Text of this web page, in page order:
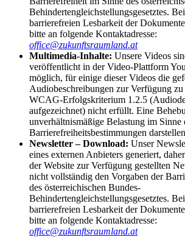
Behindertengleichstellungsgesetztes.
barrierefreien Lesbarkeit der
bitte an folgende Kontaktadresse:
office@zukunftsraumland.at
Multimedia-Inhalte: Unsere Videos
veröffentlicht in der Video-Plattform
möglich, für einige dieser Videos die
Audiobeschreibungen zur Verfügung
WCAG-Erfolgskriterium 1.2.5
aufgezeichnet) nicht erfüllt. Eine
unverhältnismäßige Belastung im Sinne
Barrierefreiheitsbestimmungen
Newsletter – Download: Unser
eines externen Anbieters generiert, daher
der Website zur Verfügung gestellten
nicht vollständig den Vorgaben der
des österreichischen Bundes-
Behindertengleichstellungsgesetztes.
barrierefreien Lesbarkeit der
bitte an folgende Kontaktadresse:
office@zukunftsraumland.at